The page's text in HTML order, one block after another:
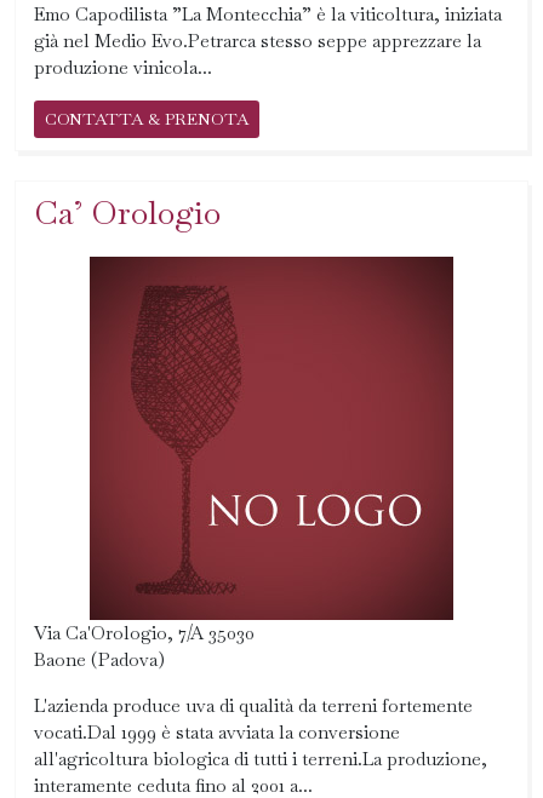
Emo Capodilista ”La Montecchia” è la viticoltura, iniziata
già nel Medio Evo.Petrarca stesso seppe apprezzare la
produzione vinicola...
CONTATTA & PRENOTA
Ca’ Orologio
Via Ca'Orologio, 7/A 35030
Baone (Padova)
L'azienda produce uva di qualità da terreni fortemente
vocati.Dal 1999 è stata avviata la conversione
all'agricoltura biologica di tutti i terreni.La produzione,
interamente ceduta fino al 2001 a...